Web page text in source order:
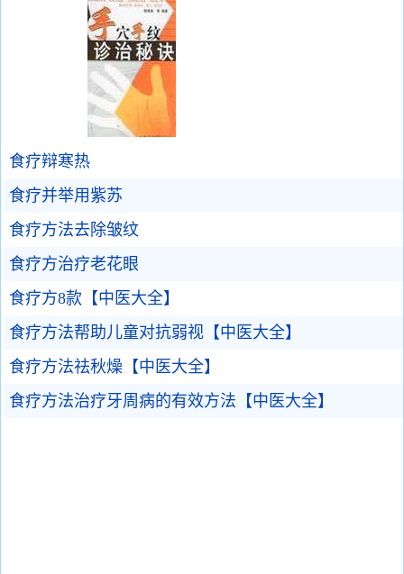
食疗辩寒热
食疗并举用紫苏
食疗方法去除皱纹
食疗方治疗老花眼
食疗方8款【中医大全】
食疗方法帮助儿童对抗弱视【中医大全】
食疗方法祛秋燥【中医大全】
食疗方法治疗牙周病的有效方法【中医大全】